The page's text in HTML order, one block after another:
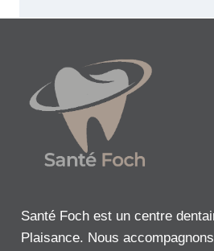
Santé Foch est un centre
Plaisance. Nous